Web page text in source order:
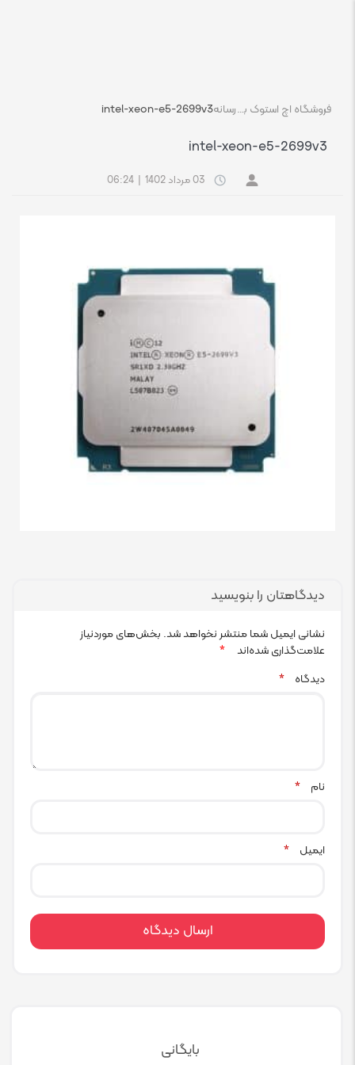
فروشگاه اچ استوک بازار انلاین تجهیزات کامپیوتر استوکرسانهintel-xeon-e5-2699v3
intel-xeon-e5-2699v3
03 مرداد 1402 06:24
دیدگاهتان را بنویسید
نشانی ایمیل شما منتشر نخواهد شد. بخش‌های موردنیاز
علامت‌گذاری شده‌اند
*
دیدگاه
*
نام *
ایمیل *
بایگانی